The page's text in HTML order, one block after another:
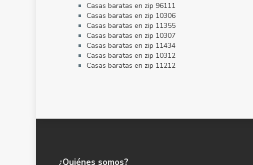
Casas baratas en zip 96111
Casas baratas en zip 10306
Casas baratas en zip 11355
Casas baratas en zip 10307
Casas baratas en zip 11434
Casas baratas en zip 10312
Casas baratas en zip 11212
¿Quiénes somos?